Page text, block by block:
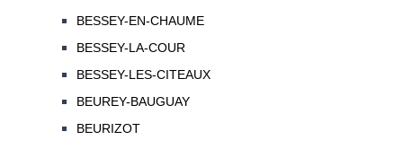
BESSEY-EN-CHAUME
BESSEY-LA-COUR
BESSEY-LES-CITEAUX
BEUREY-BAUGUAY
BEURIZOT